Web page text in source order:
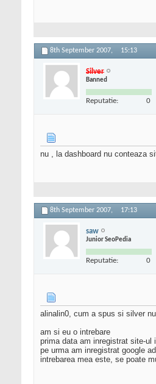
8th September 2007, 15:13
Silver
Banned
Reputatie: 0
nu , la dashboard nu conteaza
8th September 2007, 17:13
saw
Junior SeoPedia
Reputatie: 0
alinalin0, cum a spus si silver
am si eu o intrebare
prima data am inregistrat site-ul
pe urma am inregistrat google
intrebarea mea este, se poate